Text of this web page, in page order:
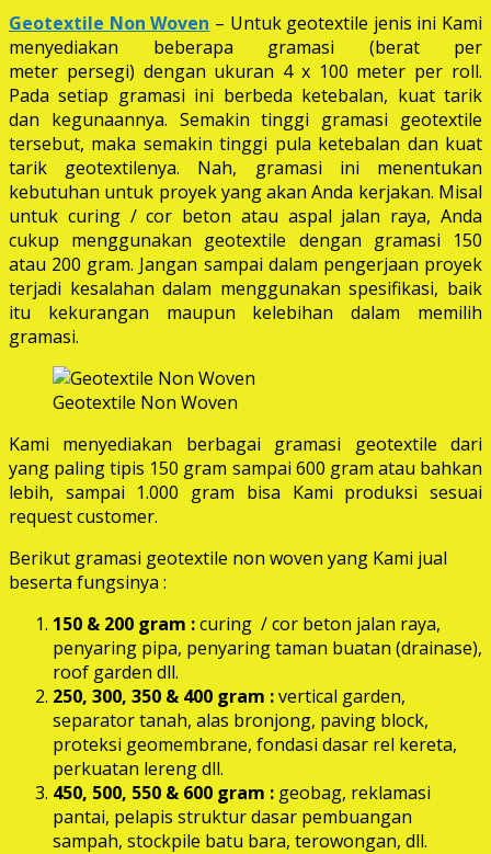
Geotextile Non Woven – Untuk geotextile jenis ini Kami
menyediakan beberapa gramasi (berat per
meter persegi) dengan ukuran 4 x 100 meter per roll.
Pada setiap gramasi ini berbeda ketebalan, kuat tarik
dan kegunaannya. Semakin tinggi gramasi geotextile
tersebut, maka semakin tinggi pula ketebalan dan kuat
tarik geotextilenya. Nah, gramasi ini menentukan
kebutuhan untuk proyek yang akan Anda kerjakan. Misal
untuk curing / cor beton atau aspal jalan raya, Anda
cukup menggunakan geotextile dengan gramasi 150
atau 200 gram. Jangan sampai dalam pengerjaan proyek
terjadi kesalahan dalam menggunakan spesifikasi, baik
itu kekurangan maupun kelebihan dalam memilih
gramasi.
Geotextile Non Woven
Kami menyediakan berbagai gramasi geotextile dari
yang paling tipis 150 gram sampai 600 gram atau bahkan
lebih, sampai 1.000 gram bisa Kami produksi sesuai
request customer.
Berikut gramasi geotextile non woven yang Kami jual
beserta fungsinya :
150 & 200 gram :curing / cor beton jalan raya,
penyaring pipa, penyaring taman buatan (drainase),
roof garden dll.
250, 300, 350 & 400 gram :vertical garden,
separator tanah, alas bronjong, paving block,
proteksi geomembrane, fondasi dasar rel kereta,
perkuatan lereng dll.
450, 500, 550 & 600 gram : geobag, reklamasi
pantai, pelapis struktur dasar pembuangan
sampah, stockpile batu bara, terowongan, dll.